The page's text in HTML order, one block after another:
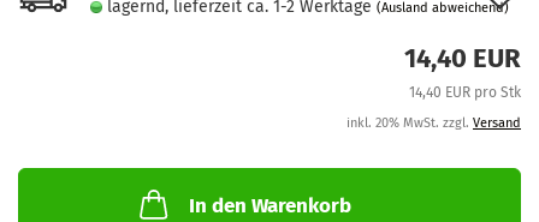
lagernd, lieferzeit ca. 1-2 Werktage (Ausland abweichend)
14,40 EUR
14,40 EUR pro Stk
inkl. 20% MwSt. zzgl. Versand
In den Warenkorb